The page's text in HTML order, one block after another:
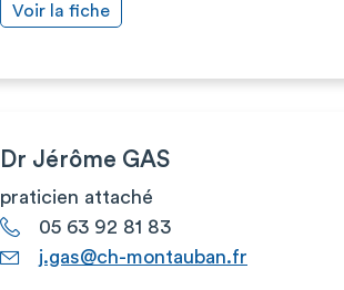
Voir la fiche
Dr Jérôme GAS
praticien attaché
05 63 92 81 83
j.gas@ch-montauban.fr